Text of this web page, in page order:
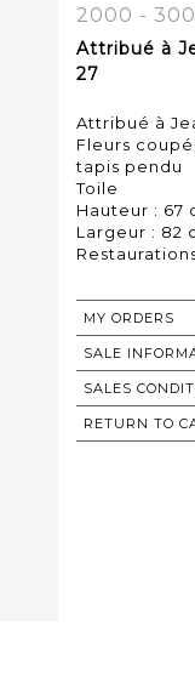
2000 -
Attribué à
27
Attribué à
Fleurs
tapis pendu
Toile
Hauteur : 67
Largeur : 82
MY ORDERS
SALE
SALES
RETURN TO